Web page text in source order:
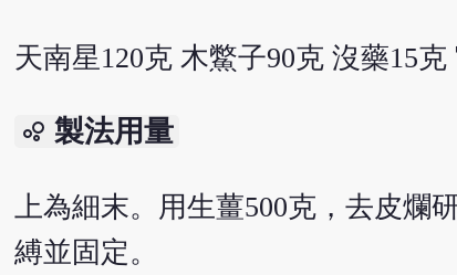
天南星120克 木鱉子90克 沒藥15
bubble_chart 製法用量
上為細末。用生薑500克，去皮爛
縛並固定。